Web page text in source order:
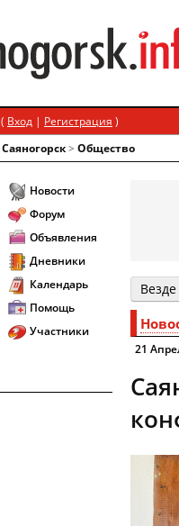
( Вход | Регистрация )
Cаяногорск> Общество
Новости
Форум
Объявления
Дневники
Календарь
Помощь
Участники
Везде
21